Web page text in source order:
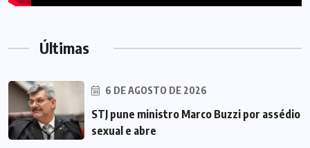
Últimas
6 DE AGOSTO DE 2026
STJ pune ministro Marco Buzzi por assédio
sexual e abre